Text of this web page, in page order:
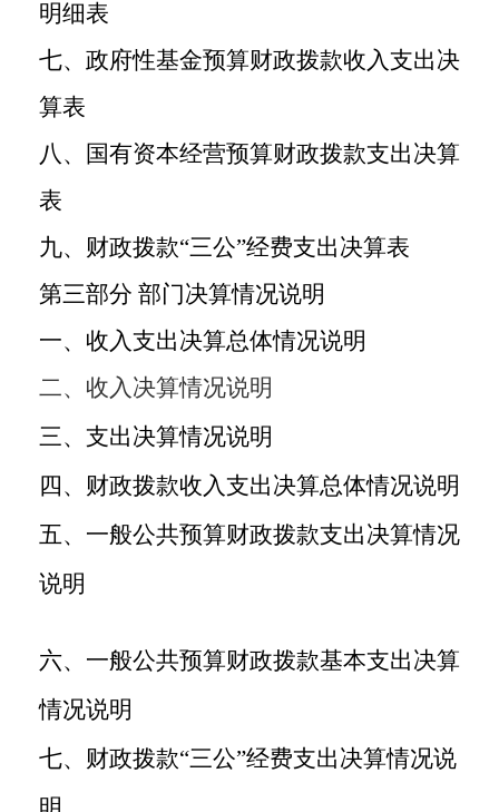
明细表
七、政府性基金预算财政拨款收入支出决
算表
八、国有资本经营预算财政拨款支出决算
表
九、财政拨款“三公”经费支出决算表
第三部分 部门决算情况说明
一、收入支出决算总体情况说明
二、收入决算情况说明
三、支出决算情况说明
四、财政拨款收入支出决算总体情况说明
五、一般公共预算财政拨款支出决算情况
说明
六、一般公共预算财政拨款基本支出决算
情况说明
七、财政拨款“三公”经费支出决算情况说